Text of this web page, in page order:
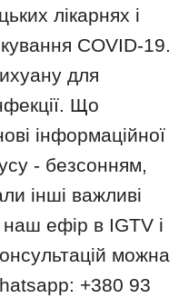
лікарнях і
COVID-19.
для
Що
інформаційної
- безсонням,
інші важливі
ефір в IGTV і
можна
+380 93